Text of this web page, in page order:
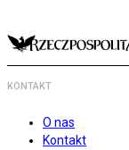
KONTAKT
O nas
Kontakt